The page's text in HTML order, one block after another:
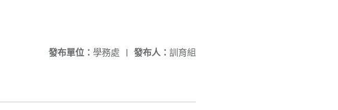
發布人： 訓育組
發布單位： 學務處 |